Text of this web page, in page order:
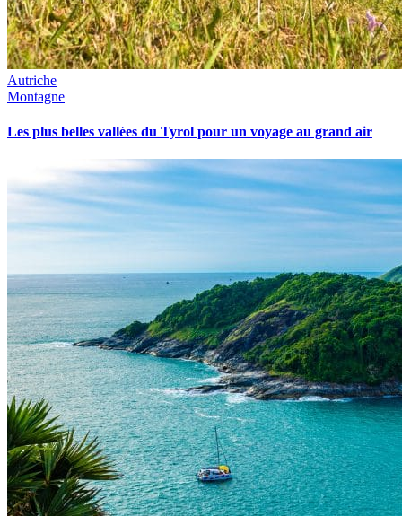
Autriche
Montagne
Les plus belles vallées du Tyrol pour un voyage au grand air